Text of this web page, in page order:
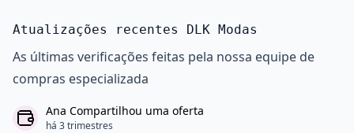
Atualizações recentes DLK Modas
As últimas verificações feitas pela nossa equipe de
compras especializada
Ana Compartilhou uma oferta
há 3 trimestres